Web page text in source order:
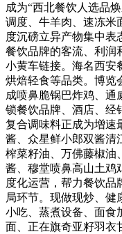
成为“西北餐饮人选品
调度、牛羊肉、速冻米
度沉磅立异产物集中
餐饮品牌的客流、利润
小黄车链接。海名西安
烘焙轻食等品类。博览
成喷鼻脆锅巴炸鸡、
锁餐饮品牌、酒店、经
复合调味料正成为增速
酱、众星鲜小郎双酱清
榨菜籽油、万佛藤椒油
酱、穆堂喷鼻高山土鸡
度化运营，帮力餐饮
局环节。现做现炒、
小吃、蒸煮设备、面食
面、正在旗奇亚籽羽衣